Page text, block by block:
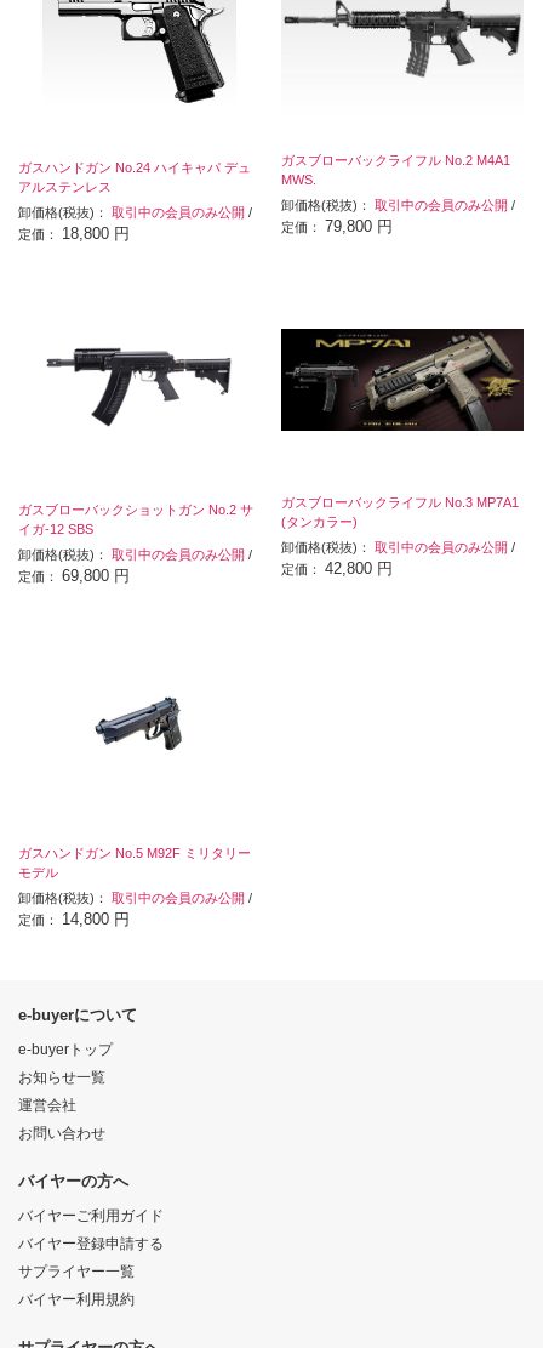
ガスハンドガン No.24 ハイキャパ デュ
アルステンレス
卸価格(税抜)： 取引中の会員のみ公開 /
定価： 18,800 円
ガスブローバックライフル No.2 M4A1
MWS.
卸価格(税抜)：取引中の会員のみ公開 /
定価： 79,800 円
ガスブローバックショットガン No.2 サ
イガ-12 SBS
卸価格(税抜)： 取引中の会員のみ公開 /
定価： 69,800 円
ガスブローバックライフル No.3 MP7A1
(タンカラー)
卸価格(税抜)：取引中の会員のみ公開 /
定価：42,800 円
ガスハンドガン No.5 M92F ミリタリー
モデル
卸価格(税抜)： 取引中の会員のみ公開 /
定価： 14,800 円
e-buyerについて
e-buyerトップ
お知らせ一覧
運営会社
お問い合わせ
バイヤーの方へ
バイヤーご利用ガイド
バイヤー登録申請する
サプライヤー一覧
バイヤー利用規約